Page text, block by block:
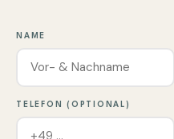
NAME
TELEFON (OPTIONAL)